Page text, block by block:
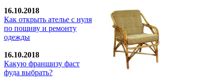
16.10.2018
Как открыть ателье с нуля
по пошиву и ремонту
одежды
16.10.2018
Какую франшизу фаст
фуда выбрать?